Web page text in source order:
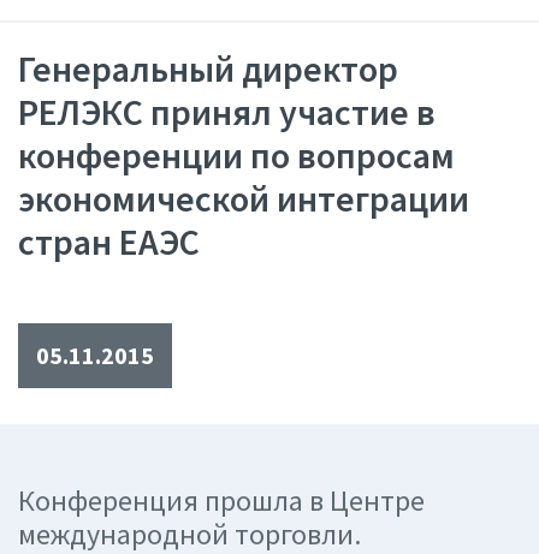
Генеральный директор
РЕЛЭКС принял участие в
конференции по вопросам
экономической интеграции
стран ЕАЭС
05.11.2015
Конференция прошла в Центре
международной торговли.